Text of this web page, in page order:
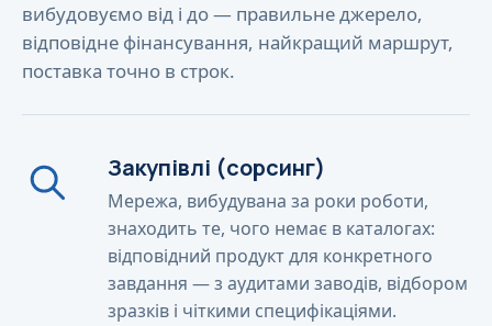
вибудовуємо від і до — правильне джерело,
відповідне фінансування, найкращий маршрут,
поставка точно в строк.
Закупівлі (сорсинг)
Мережа, вибудувана за роки роботи,
знаходить те, чого немає в каталогах:
відповідний продукт для конкретного
завдання — з аудитами заводів, відбором
зразків і чіткими специфікаціями.